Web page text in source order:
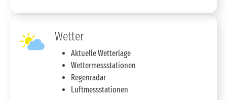
Wetter
Aktuelle Wetterlage
Wettermessstationen
Regenradar
Luftmessstationen